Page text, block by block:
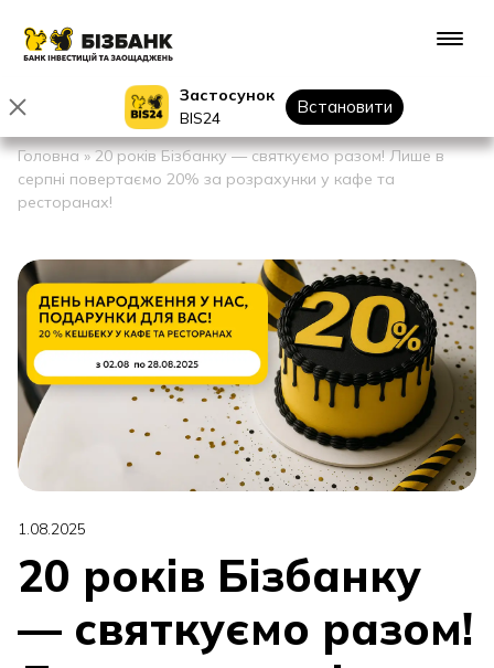
Застосунок
BIS24
Встановити
Головна»20 років Бізбанку — святкуємо разом! Лише в
серпні повертаємо 20% за розрахунки у кафе та
ресторанах!
1.08.2025
20 років Бізбанку
— святкуємо разом!